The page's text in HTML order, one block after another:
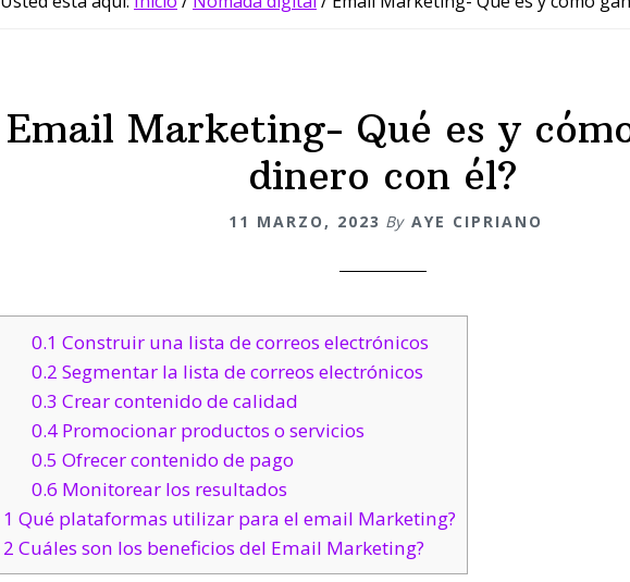
Email Marketing- Qué es y
dinero con él?
11 MARZO, 2023 By AYE CIPRIANO
0.1 Construir una lista de correos electrónicos
0.2 Segmentar la lista de correos electrónicos
0.3 Crear contenido de calidad
0.4Promocionar productos o servicios
0.5 Ofrecer contenido de pago
0.6 Monitorear los resultados
1 Qué plataformas utilizar para el email Marketing?
2 Cuáles son los beneficios del Email Marketing?